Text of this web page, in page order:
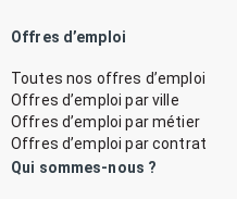
Offres d’emploi
Toutes nos offres d’emploi
Offres d’emploi par ville
Offres d’emploi par métier
Offres d’emploi par contrat
Qui sommes-nous ?